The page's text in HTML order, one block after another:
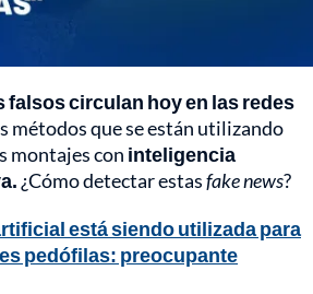
falsos circulan hoy en las redes
métodos que se están utilizando
montajes con inteligencia
¿Cómo detectar estasfake news?
está siendo utilizada para
pedófilas: preocupante